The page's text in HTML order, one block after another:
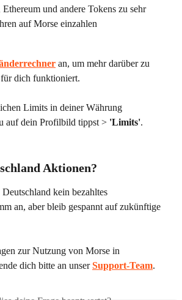
und andere Tokens zu sehr
auf Morse einzahlen
an, um mehr darüber zu
dich funktioniert.
Limits in deiner Währung
auf dein Profilbild tippst > 'Limits'.
Aktionen?
kein bezahltes
an, aber bleib gespannt auf zukünftige
zur Nutzung von Morse in
dich bitte an unser Support-Team.